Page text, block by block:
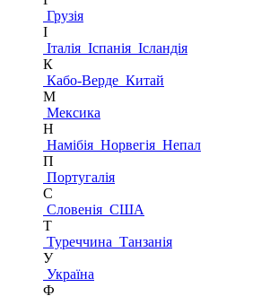
Грузія
І
Італія Іспанія Ісландія
К
Кабо-Верде Китай
М
Мексика
Н
Намібія Норвегія Непал
П
Португалія
С
Словенія США
Т
Туреччина Танзанія
У
Україна
Ф